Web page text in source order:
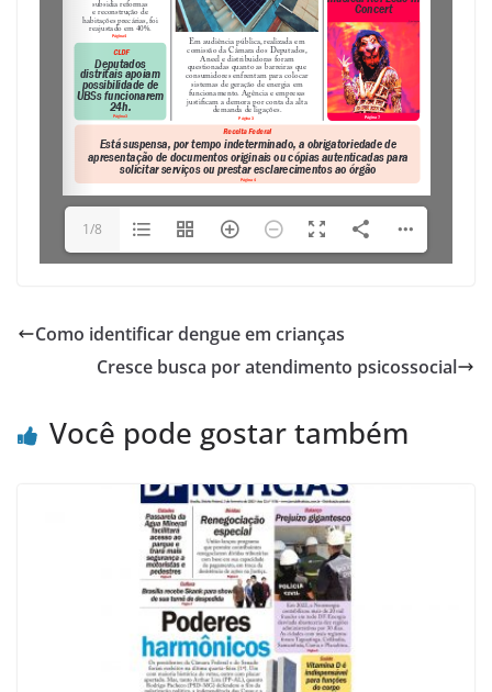
1/8
Como identificar dengue em crianças
Cresce busca por atendimento psicossocial
Você pode gostar também